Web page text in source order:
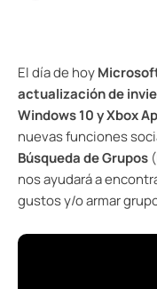
El día de hoy
actualización de
Windows 10 y Xbox
nuevas funciones
Búsqueda de Grupos
nos ayudará a
gustos y/o armar